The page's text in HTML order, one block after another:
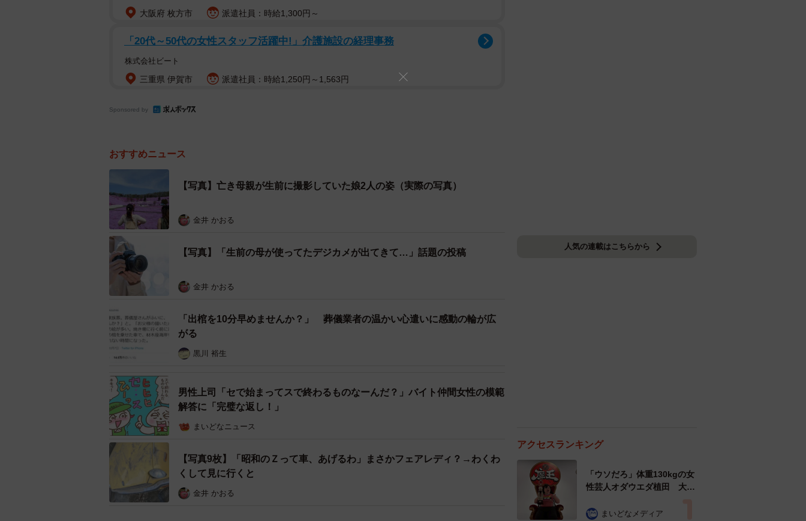
大阪府 枚方市 派遣社員：時給1,300円～
「20代～50代の女性スタッフ活躍中!」介護施設の経理事務
株式会社ビート
三重県 伊賀市 派遣社員：時給1,250円～1,563円
Sponsored by
おすすめニュース
【写真】亡き母親が生前に撮影していた娘2人の姿（実際の写真）
金井 かおる
【写真】「生前の母が使ってたデジカメが出てきて…」話題の投稿
金井 かおる
「出棺を10分早めませんか？」 葬儀業者の温かい心遣いに感動の輪が広
がる
黒川 裕生
男性上司「セで始まってスで終わるものなーんだ？」バイト仲間女性の模範
解答に「完璧な返し！」
まいどなニュース
【写真9枚】「昭和のＺって車、あげるわ」まさかフェアレディ？→わくわ
くして見に行くと
金井 かおる
人気の連載はこちらから
アクセスランキング
「ウソだろ」体重130kgの女
性芸人オダウエダ植田 大学
で」 まいどなメディア